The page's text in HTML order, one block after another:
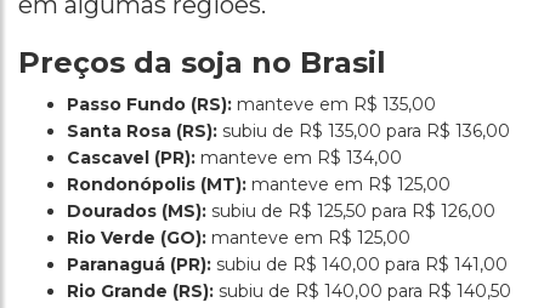
Preços da soja no Brasil
Passo Fundo (RS): manteve em R$ 135,00
Santa Rosa (RS): subiu de R$ 135,00 para R$ 136,00
Cascavel (PR): manteve em R$ 134,00
Rondonópolis (MT): manteve em R$ 125,00
Dourados (MS): subiu de R$ 125,50 para R$ 126,00
Rio Verde (GO): manteve em R$ 125,00
Paranaguá (PR): subiu de R$ 140,00 para R$ 141,00
Rio Grande (RS): subiu de R$ 140,00 para R$ 140,50